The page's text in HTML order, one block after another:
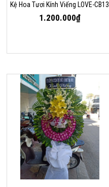
Kệ Hoa Tươi Kính Viếng LOVE-CB13
1.200.000₫